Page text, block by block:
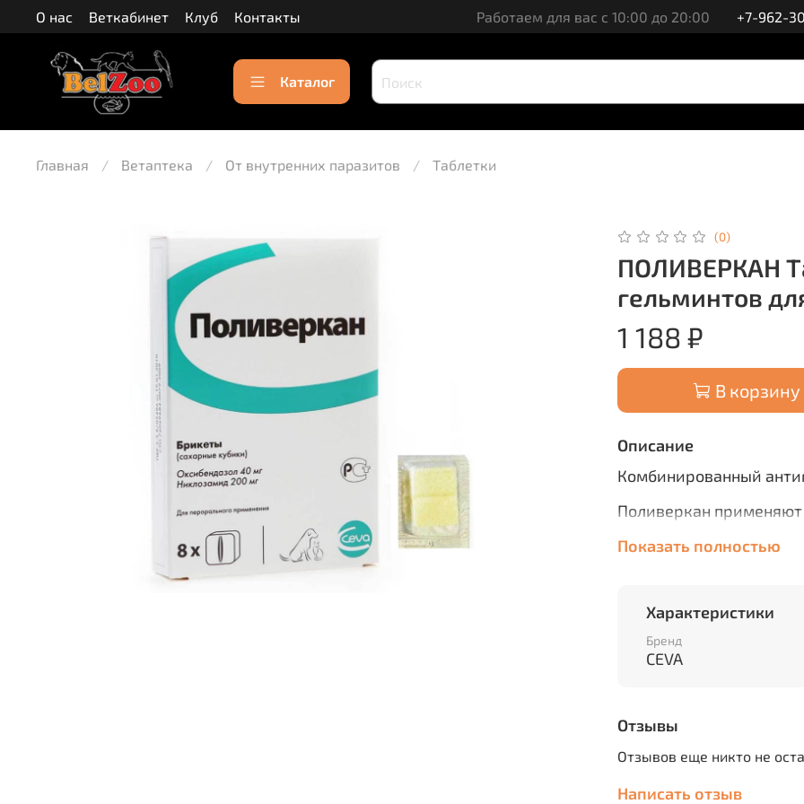
О нас Веткабинет Клуб Контакты Работаем для вас с 10:00 до 20:00 +7-962-
Каталог
Главная Ветаптека От внутренних паразитов Таблетки
(0)
ПОЛИВЕРКАН
гельминтов
1 188 ₽
В корзину
Описание
Комбинированный
Поливеркан
унцинариоз,
Поливеркан в 1
никлозамид - 200 мг и
вспомогательного
кошек.
Порядок применения:
Лекарственный
Показать полностью
Характеристики
Бренд
CEVA
Отзывы
Отзывов еще никто не
Написать отзыв